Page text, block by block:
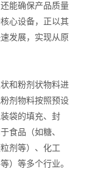
能确保产品质量
心设备，正以其
发展，实现从原
和粉剂状物料进
剂物料按照预设
袋的填充、封
食品（如糖、
剂等）、化工
）等多个行业。